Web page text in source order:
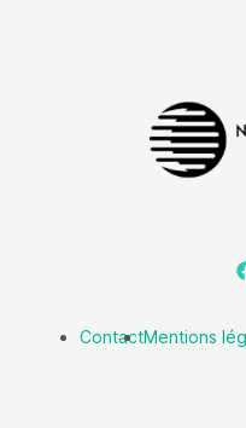
ContactMentions